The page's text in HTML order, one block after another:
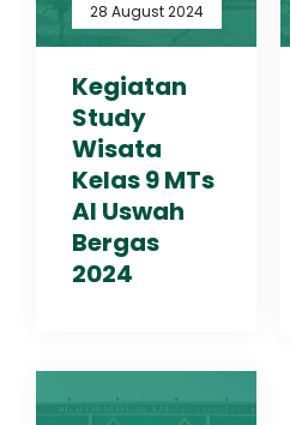
28 August 2024
Kegiatan
Study
Wisata
Kelas 9 MTs
Al Uswah
Bergas
2024